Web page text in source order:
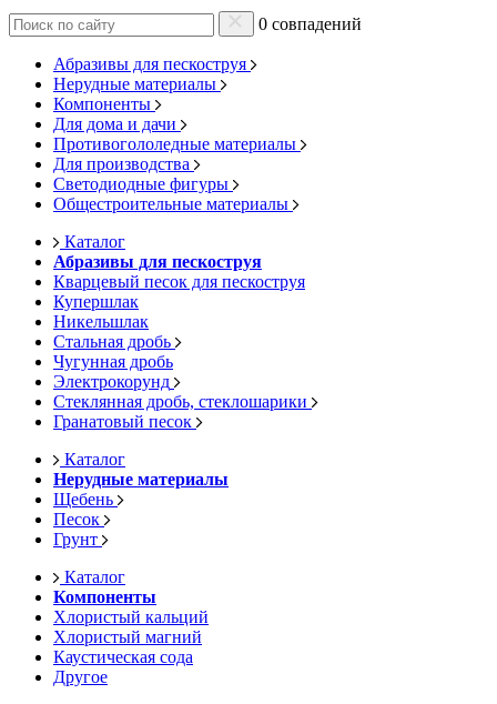
0 совпадений
Абразивы для пескоструя
Нерудные материалы
Компоненты
Для дома и дачи
Противогололедные материалы
Для производства
Светодиодные фигуры
Общестроительные материалы
Каталог
Абразивы для пескоструя
Кварцевый песок для пескоструя
Купершлак
Никельшлак
Стальная дробь
Чугунная дробь
Электрокорунд
Стеклянная дробь, стеклошарики
Гранатовый песок
Каталог
Нерудные материалы
Щебень
Песок
Грунт
Каталог
Компоненты
Хлористый кальций
Хлористый магний
Каустическая сода
Другое